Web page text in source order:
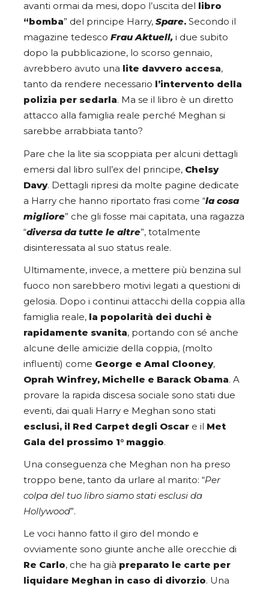
avanti ormai da mesi, dopo l’uscita del
libro
“bomba” del principe Harry, Spare. Secondo il
magazine tedesco Frau Aktuell, i due subito
dopo la pubblicazione, lo scorso gennaio,
avrebbero avuto una
lite davvero accesa,
tanto da rendere necessario
l’intervento della
polizia per sedarla. Ma se il libro è un diretto
attacco alla famiglia reale perché Meghan si
sarebbe arrabbiata tanto?
Pare che la lite sia scoppiata per alcuni dettagli
emersi dal libro sull’ex del principe, Chelsy
Davy. Dettagli ripresi da molte pagine dedicate
a Harry che hanno riportato frasi come “la cosa
migliore” che gli fosse mai capitata, una ragazza
“diversa da tutte le altre”, totalmente
disinteressata al suo status reale.
Ultimamente, invece, a mettere più benzina sul
fuoco non sarebbero motivi legati a questioni di
gelosia. Dopo i continui attacchi della coppia alla
famiglia reale, la popolarità dei duchi è
rapidamente svanita, portando con sé anche
alcune delle amicizie della coppia, (molto
influenti) come George e Amal Clooney,
Oprah Winfrey, Michelle e Barack Obama. A
provare la rapida discesa sociale sono stati due
eventi, dai quali Harry e Meghan sono stati
esclusi, il Red Carpet degli Oscar e il Met
Gala del prossimo 1° maggio.
Una conseguenza che Meghan non ha preso
troppo bene, tanto da urlare al marito: “Per
colpa del tuo libro siamo stati esclusi da
Hollywood”.
Le voci hanno fatto il giro del mondo e
ovviamente sono giunte anche alle orecchie di
Re Carlo, che ha già preparato le carte per
liquidare Meghan in caso di divorzio. Una